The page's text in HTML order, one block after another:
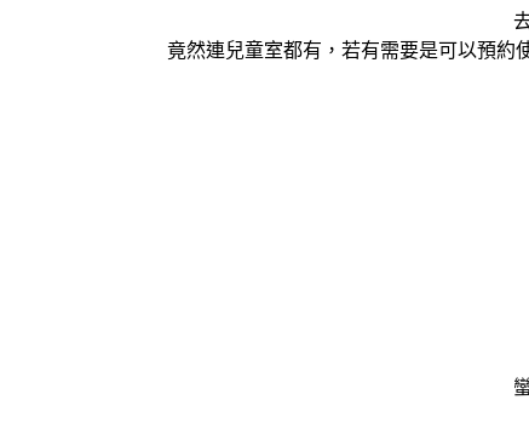
竟然連兒童室都有，若有需要是可以預約